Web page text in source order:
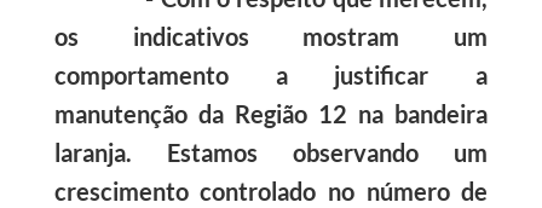
os indicativos mostram um
comportamento a justificar a
manutenção da Região 12 na bandeira
laranja. Estamos observando um
crescimento controlado no número de